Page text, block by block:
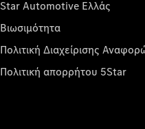
Star Automotive Ελλάς
Βιωσιμότητα
Πολιτική Διαχείρισης
Πολιτική απορρήτου 5Star